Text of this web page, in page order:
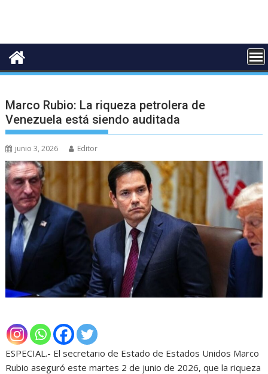
Marco Rubio: La riqueza petrolera de
Venezuela está siendo auditada
junio 3, 2026 Editor
ESPECIAL.- El secretario de Estado de Estados Unidos Marco
Rubio aseguró este martes 2 de junio de 2026, que la riqueza